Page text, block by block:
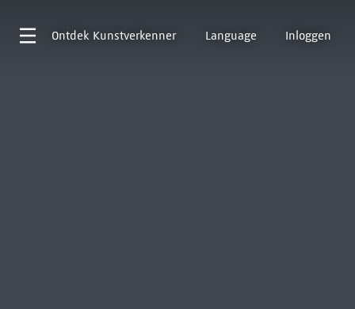
Ontdek Kunstverkenner Language Inloggen